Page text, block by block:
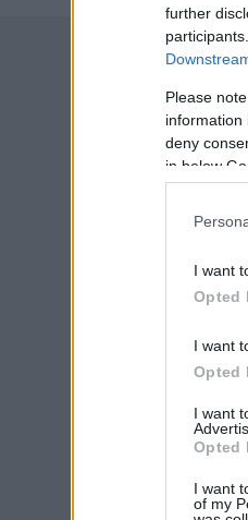
further
Please
information
deny
in below
I want
Opted
I want
Opted
I want
Opted
I want
of my